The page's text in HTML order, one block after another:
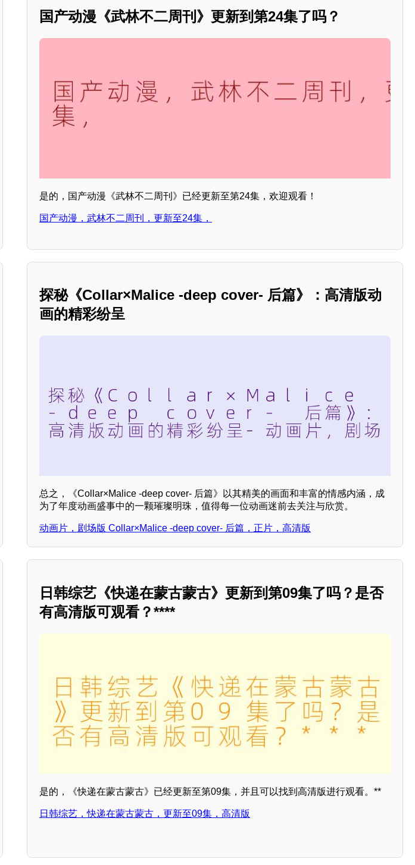
国产动漫《武林不二周刊》更新到第24集了吗？
是的，国产动漫《武林不二周刊》已经更新至第24集，欢迎观看！
国产动漫，武林不二周刊，更新至24集，
探秘《Collar×Malice -deep cover- 后篇》：高清版动
画的精彩纷呈
总之，《Collar×Malice -deep cover- 后篇》以其精美的画面和丰富的情感内涵，成
为了年度动画盛事中的一颗璀璨明珠，值得每一位动画迷前去关注与欣赏。
动画片，剧场版 Collar×Malice -deep cover- 后篇，正片，高清版
日韩综艺《快递在蒙古蒙古》更新到第09集了吗？是否
有高清版可观看？****
是的，《快递在蒙古蒙古》已经更新至第09集，并且可以找到高清版进行观看。**
日韩综艺，快递在蒙古蒙古，更新至09集，高清版